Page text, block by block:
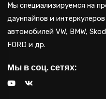
Мы специализируемся на
даунпайпов и
автомобилей VW, BMW,
FORD и др.
Мы в соц. сетях: